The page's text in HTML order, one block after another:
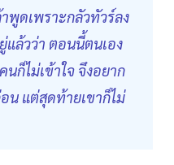
พูดเพราะกลัวทัวร์ลง
แล้วว่า ตอนนี้ตนเอง
ก็ไม่เข้าใจ จึงอยาก
น แต่สุดท้ายเขาก็ไม่